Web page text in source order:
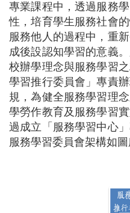
專業課程中，透過服務
性，培育學生服務社會
服務他人的過程中，重
成後設認知學習的意義。
校辦學理念與服務學習
學習推行委員會」專責
規，為健全服務學習理
學勞作教育及服務學習
過成立「服務學習中心
服務學習委員會架構如圖